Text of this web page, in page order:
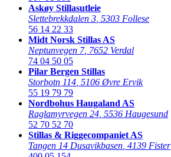
Askøy Stillasutleie
Slettebrekkdalen 3 5303 Follese
56 14 22 33
Midt Norsk Stillas AS
Neptunvegen 7, 7652 Verdal
74 04 50 05
Pilar Bergen Stillas
Storbotn 114 5106 Øvre Ervik
55 19 79 79
Nordbohus Haugaland AS
Raglamyrvegen 24 5536 Haugesund
52 70 52 70
Stillas & Riggecompaniet AS
Tangen 14 Dusavikbasen 4139 Fister